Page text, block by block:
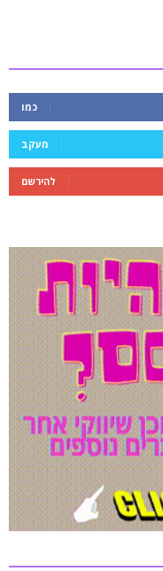
כמו
מעקב
להירשם